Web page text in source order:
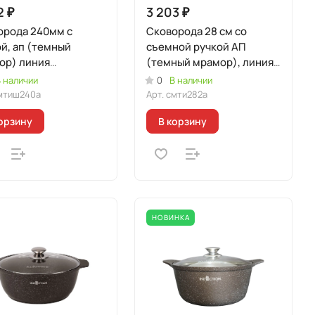
₽
240мм с
ап (темный
линия
наличии
3 203 ₽
Сковорода 28 см со
съемной ручкой АП
(темный мрамор), линия
"Мраморная
Индукционная"
0
В наличии
Арт.смти282а
В корзину
НОВИНКА